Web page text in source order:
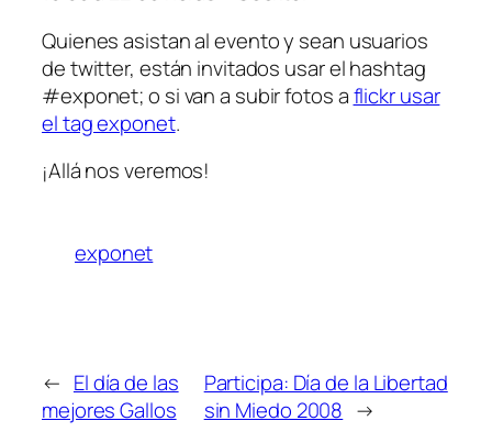
Quienes asistan al evento y sean usuarios
de twitter, están invitados usar el hashtag
#exponet; o si van a subir fotos aflickr usar
el tag exponet.
¡Allá nos veremos!
exponet
← El día de las
mejores Gallos
Participa: Día de la Libertad
sin Miedo 2008 →